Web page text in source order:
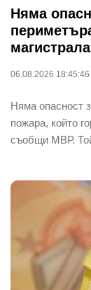
Няма
06.08.2026 18:45:46
Няма опасност
пожара, който
съобщи МВР.